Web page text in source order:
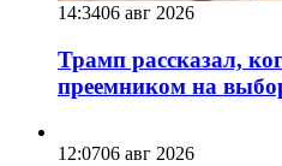
14:3406 авг 2026
Трамп рассказал,
преемником на
12:0706 авг 2026